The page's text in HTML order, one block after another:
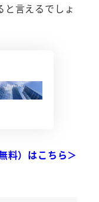
と言えるでしょ
料）はこちら＞